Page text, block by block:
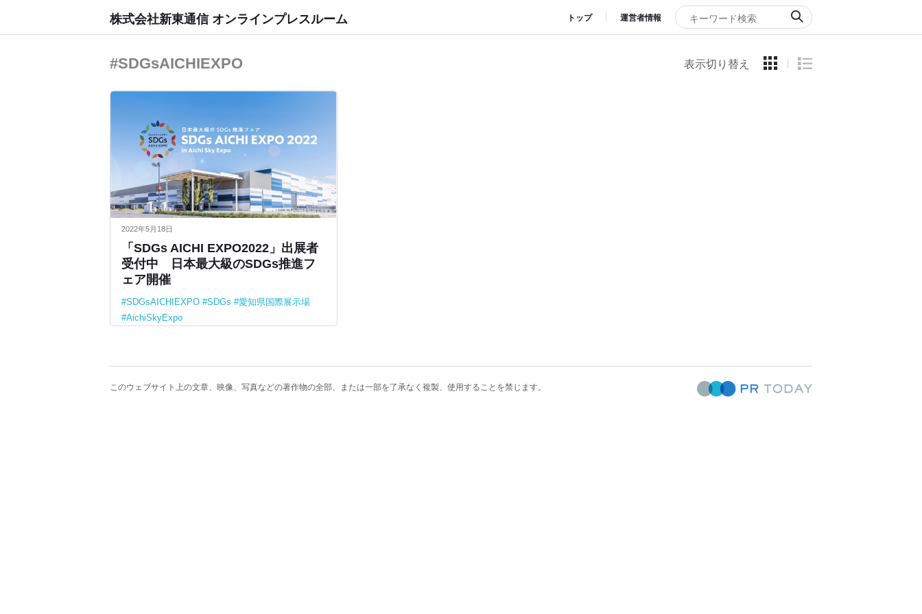
株式会社新東通信 オンラインプレスルーム トップ 運営者情報
#SDGsAICHIEXPO 表示切り替え
2022年5月18日
「SDGs AICHI EXPO2022」出展者
受付中 日本最大級のSDGs推進フ
ェア開催
SDGsAICHIEXPO SDGs
愛知県国際展示場
AichiSkyExpo
このウェブサイト上の文章、映像、写真などの著作物の全部、または一部を了承なく複製、使用することを禁じます。